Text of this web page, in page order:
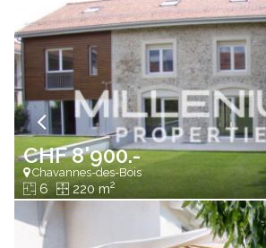
CHF 8'900.-
Chavannes-des-Bois
6 220 m2